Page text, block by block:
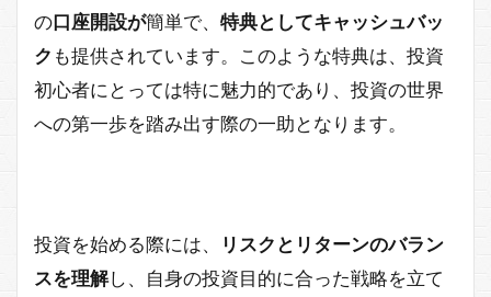
の口座開設が簡単で、 特典としてキャッシュバッ
ク も提供されています。このような特典は、投資
初心者にとっては特に魅力的であり、投資の世界
への第一歩を踏み出す際の一助となります。
投資を始める際には、
リスクとリターンのバラン
スを理解し、自身の投資目的に合った戦略を立て